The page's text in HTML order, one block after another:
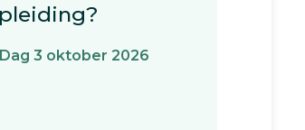
3 oktober 2026